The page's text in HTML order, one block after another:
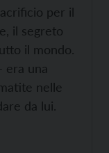
per il
il segreto
il mondo.
era una
nelle
da lui.